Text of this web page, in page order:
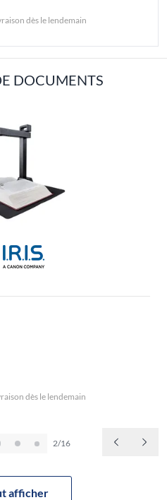
dès le lendemain
DOCUMENTS
dès le lendemain
2/16
afficher